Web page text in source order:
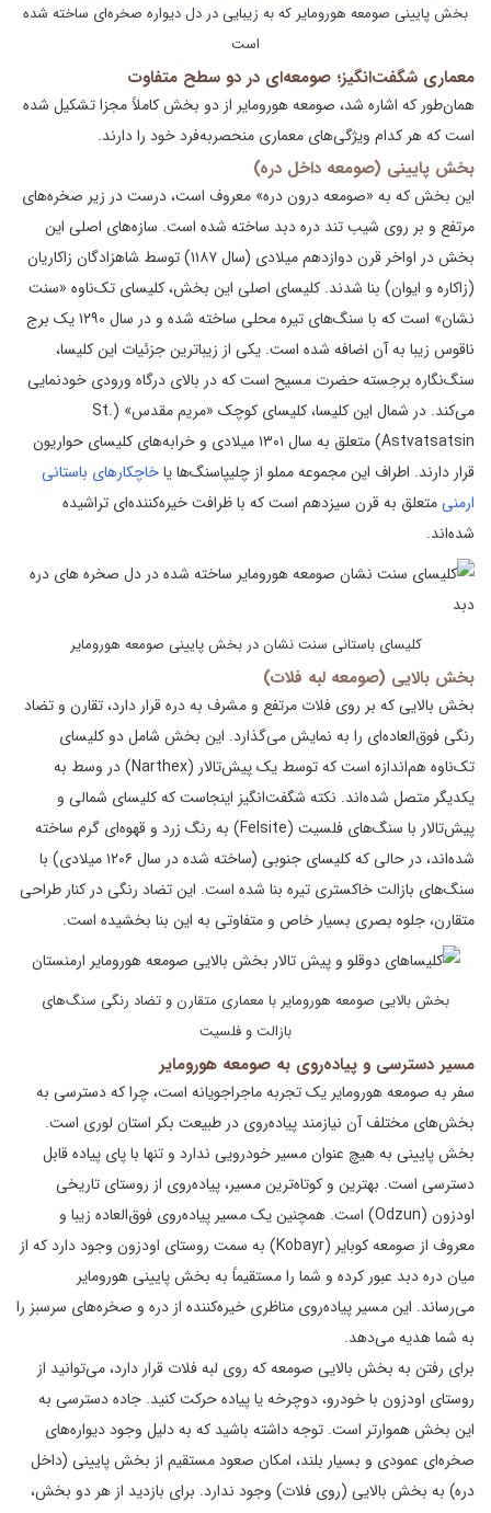
بخش پایینی صومعه هورومایر که به زیبایی در دل دیواره صخره‌ای ساخته شده
است
معماری شگفت‌انگیز؛ صومعه‌ای در دو سطح متفاوت
همان‌طور که اشاره شد، صومعه هورومایر از دو بخش کاملاً مجزا تشکیل شده
است که هر کدام ویژگی‌های معماری منحصر‌به‌فرد خود را دارند.
بخش پایینی (صومعه داخل دره)
این بخش که به «صومعه درون دره» معروف است، درست در زیر صخره‌های
مرتفع و بر روی شیب تند دره دبد ساخته شده است. سازه‌های اصلی این
بخش در اواخر قرن دوازدهم میلادی (سال ۱۱۸۷) توسط شاهزادگان زاکاریان
(زاکاره و ایوان) بنا شدند. کلیسای اصلی این بخش، کلیسای تک‌ناوه «سنت
نشان» است که با سنگ‌های تیره محلی ساخته شده و در سال ۱۲۹۰ یک برج
ناقوس زیبا به آن اضافه شده است. یکی از زیباترین جزئیات این کلیسا،
سنگ‌نگاره برجسته حضرت مسیح است که در بالای درگاه ورودی خودنمایی
می‌کند. در شمال این کلیسا، کلیسای کوچک «مریم مقدس» (St.
Astvatsatsin) متعلق به سال ۱۳۰۱ میلادی و خرابه‌های کلیسای حواریون
قرار دارند. اطراف این مجموعه مملو از چلیپاسنگ‌ها یاخاچکارهای باستانی
ارمنیمتعلق به قرن سیزدهم است که با ظرافت خیره‌کننده‌ای تراشیده
شده‌اند.
کلیسای باستانی سنت نشان در بخش پایینی صومعه هورومایر
بخش بالایی (صومعه لبه فلات)
بخش بالایی که بر روی فلات مرتفع و مشرف به دره قرار دارد، تقارن و تضاد
رنگی فوق‌العاده‌ای را به نمایش می‌گذارد. این بخش شامل دو کلیسای
تک‌ناوه هم‌اندازه است که توسط یک پیش‌تالار (Narthex) در وسط به
یکدیگر متصل شده‌اند. نکته شگفت‌انگیز اینجاست که کلیسای شمالی و
پیش‌تالار با سنگ‌های فلسیت (Felsite) به رنگ زرد و قهوه‌ای گرم ساخته
شده‌اند، در حالی که کلیسای جنوبی (ساخته شده در سال ۱۲۰۶ میلادی) با
سنگ‌های بازالت خاکستری تیره بنا شده است. این تضاد رنگی در کنار طراحی
متقارن، جلوه بصری بسیار خاص و متفاوتی به این بنا بخشیده است.
بخش بالایی صومعه هورومایر با معماری متقارن و تضاد رنگی سنگ‌های
بازالت و فلسیت
مسیر دسترسی و پیاده‌روی به صومعه هورومایر
سفر به صومعه هورومایر یک تجربه ماجراجویانه است، چرا که دسترسی به
بخش‌های مختلف آن نیازمند پیاده‌روی در طبیعت بکر استان لوری است.
بخش پایینی به هیچ عنوان مسیر خودرویی ندارد و تنها با پای پیاده قابل
دسترسی است. بهترین و کوتاه‌ترین مسیر، پیاده‌روی از روستای تاریخی
اودزون (Odzun) است. همچنین یک مسیر پیاده‌روی فوق‌العاده زیبا و
معروف از صومعه کوبایر (Kobayr) به سمت روستای اودزون وجود دارد که از
میان دره دبد عبور کرده و شما را مستقیماً به بخش پایینی هورومایر
می‌رساند. این مسیر پیاده‌روی مناظری خیره‌کننده از دره و صخره‌های سرسبز را
به شما هدیه می‌دهد.
برای رفتن به بخش بالایی صومعه که روی لبه فلات قرار دارد، می‌توانید از
روستای اودزون با خودرو، دوچرخه یا پیاده حرکت کنید. جاده دسترسی به
این بخش هموارتر است. توجه داشته باشید که به دلیل وجود دیواره‌های
صخره‌ای عمودی و بسیار بلند، امکان صعود مستقیم از بخش پایینی (داخل
دره) به بخش بالایی (روی فلات) وجود ندارد. برای بازدید از هر دو بخش،